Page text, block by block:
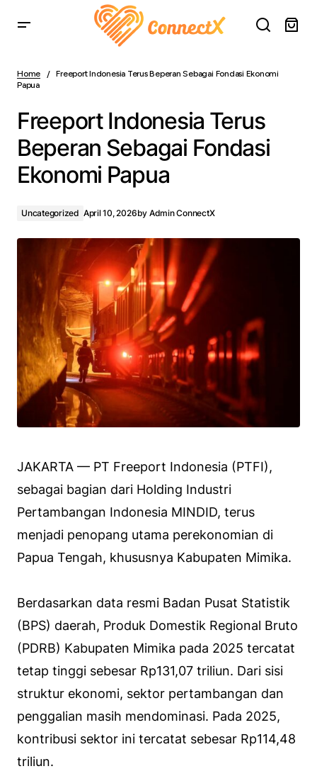
Ekonomi Papua
Home
Freeport Indonesia Terus Beperan Sebagai Fondasi Ekonomi
Papua
Freeport Indonesia Terus
Beperan Sebagai Fondasi
Ekonomi Papua
Uncategorized April 10, 2026by Admin ConnectX
JAKARTA — PT Freeport Indonesia (PTFI),
sebagai bagian dari Holding Industri
Pertambangan Indonesia MINDID, terus
menjadi penopang utama perekonomian di
Papua Tengah, khususnya Kabupaten Mimika.
Berdasarkan data resmi Badan Pusat Statistik
(BPS) daerah, Produk Domestik Regional Bruto
(PDRB) Kabupaten Mimika pada 2025 tercatat
tetap tinggi sebesar Rp131,07 triliun. Dari sisi
struktur ekonomi, sektor pertambangan dan
penggalian masih mendominasi. Pada 2025,
kontribusi sektor ini tercatat sebesar Rp114,48
triliun.